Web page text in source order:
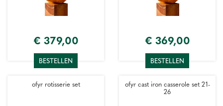
€ 379,00
BESTELLEN
€ 369,00
BESTELLEN
ofyr rotisserie set
ofyr cast iron casserole set 21-
26